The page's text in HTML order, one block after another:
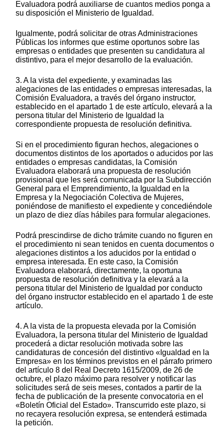
Evaluadora podrá auxiliarse de cuantos medios ponga a
su disposición el Ministerio de Igualdad.
Igualmente, podrá solicitar de otras Administraciones
Públicas los informes que estime oportunos sobre las
empresas o entidades que presenten su candidatura al
distintivo, para el mejor desarrollo de la evaluación.
3. A la vista del expediente, y examinadas las
alegaciones de las entidades o empresas interesadas, la
Comisión Evaluadora, a través del órgano instructor,
establecido en el apartado 1 de este artículo, elevará a la
persona titular del Ministerio de Igualdad la
correspondiente propuesta de resolución definitiva.
Si en el procedimiento figuran hechos, alegaciones o
documentos distintos de los aportados o aducidos por las
entidades o empresas candidatas, la Comisión
Evaluadora elaborará una propuesta de resolución
provisional que les será comunicada por la Subdirección
General para el Emprendimiento, la Igualdad en la
Empresa y la Negociación Colectiva de Mujeres,
poniéndose de manifiesto el expediente y concediéndole
un plazo de diez días hábiles para formular alegaciones.
Podrá prescindirse de dicho trámite cuando no figuren en
el procedimiento ni sean tenidos en cuenta documentos o
alegaciones distintos a los aducidos por la entidad o
empresa interesada. En este caso, la Comisión
Evaluadora elaborará, directamente, la oportuna
propuesta de resolución definitiva y la elevará a la
persona titular del Ministerio de Igualdad por conducto
del órgano instructor establecido en el apartado 1 de este
artículo.
4. A la vista de la propuesta elevada por la Comisión
Evaluadora, la persona titular del Ministerio de Igualdad
procederá a dictar resolución motivada sobre las
candidaturas de concesión del distintivo «Igualdad en la
Empresa» en los términos previstos en el párrafo primero
del artículo 8 del Real Decreto 1615/2009, de 26 de
octubre, el plazo máximo para resolver y notificar las
solicitudes será de seis meses, contados a partir de la
fecha de publicación de la presente convocatoria en el
«Boletín Oficial del Estado». Transcurrido este plazo, si
no recayera resolución expresa, se entenderá estimada
la petición.